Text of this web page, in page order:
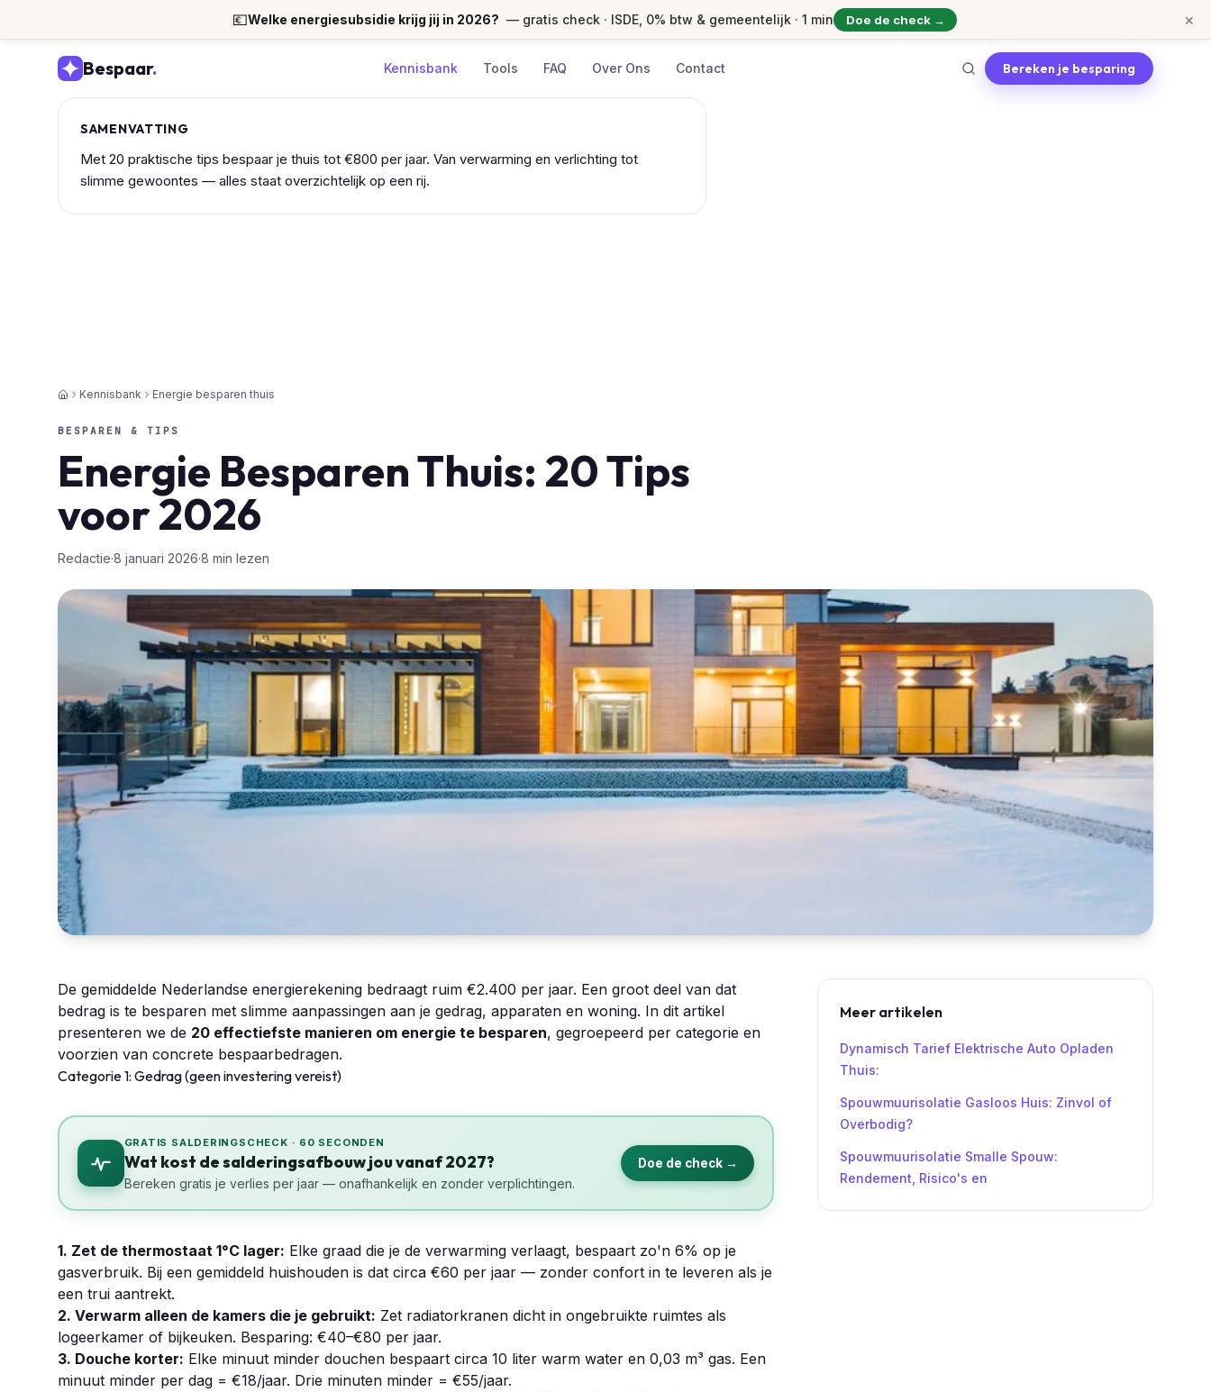
💶Welke energiesubsidie krijg jij in 2026? — gratis check · ISDE, 0% btw & gemeentelijk · 1 min Doe de check → ×
Bespaar. Kennisbank Tools FAQ Over Ons Contact Bereken je besparing
SAMENVATTING
Met 20 praktische tips bespaar je thuis tot €800 per jaar. Van verwarming en verlichting tot
slimme gewoontes — alles staat overzichtelijk op een rij.
HomeKennisbank Energie besparen thuis
BESPAREN & TIPS
Energie Besparen Thuis: 20 Tips
voor 2026
Redactie·8 januari 2026·8 min lezen
De gemiddelde Nederlandse energierekening bedraagt ruim €2.400 per jaar. Een groot deel van dat
bedrag is te besparen met slimme aanpassingen aan je gedrag, apparaten en woning. In dit artikel
presenteren we de 20 effectiefste manieren om energie te besparen, gegroepeerd per categorie en
voorzien van concrete bespaarbedragen.
Categorie 1: Gedrag (geen investering vereist)
GRATIS SALDERINGSCHECK · 60 SECONDEN
Wat kost de salderingsafbouw jou vanaf 2027?
Bereken gratis je verlies per jaar — onafhankelijk en zonder verplichtingen.
Doe de check →
1. Zet de thermostaat 1°C lager: Elke graad die je de verwarming verlaagt, bespaart zo'n 6% op je
gasverbruik. Bij een gemiddeld huishouden is dat circa €60 per jaar — zonder confort in te leveren als je
een trui aantrekt.
2. Verwarm alleen de kamers die je gebruikt: Zet radiatorkranen dicht in ongebruikte ruimtes als
logeerkamer of bijkeuken. Besparing: €40–€80 per jaar.
3. Douche korter: Elke minuut minder douchen bespaart circa 10 liter warm water en 0,03 m³ gas. Een
minuut minder per dag = €18/jaar. Drie minuten minder = €55/jaar.
Meer artikelen
Dynamisch Tarief Elektrische Auto Opladen
Thuis:
Spouwmuurisolatie Gasloos Huis: Zinvol of
Overbodig?
Spouwmuurisolatie Smalle Spouw:
Rendement, Risico's en